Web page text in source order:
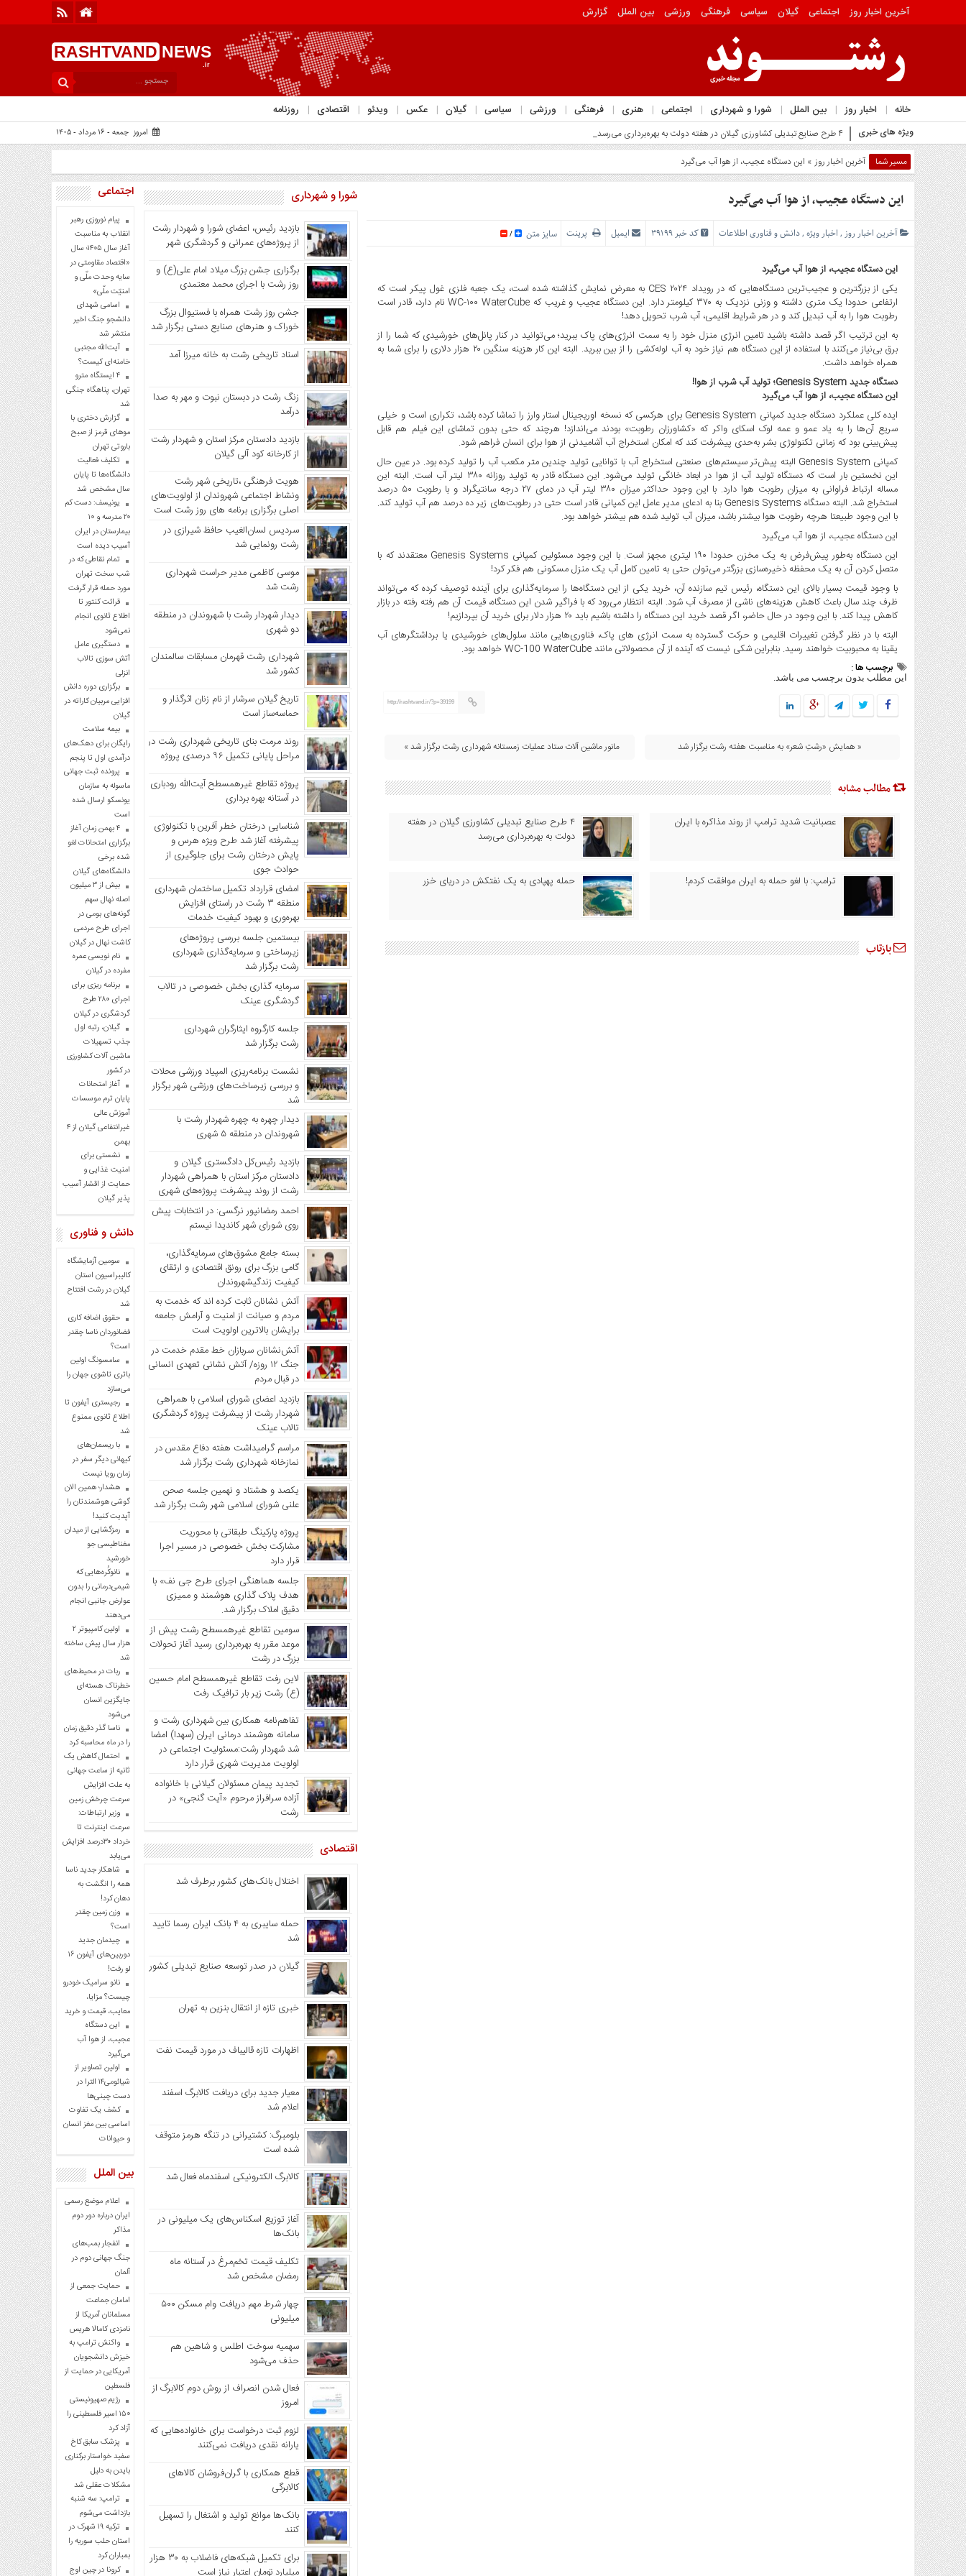
آخرین اخبار روز اجتماعی گیلان سیاسی فرهنگی ورزشی بین الملل
گزارش
RASHTVAND NEWS
.ir
خانه اخبار روز بین الملل شورا و شهرداری اجتماعی هنری فرهنگی ورزشی سیاسی گیلان عکس ویدئو اقتصادی روزنامه
آخرین
روز
اجتماعی
گیلان
سیاسی
فرهنگی
ورزشی
بین
الملل
گزارش
یادداشت
سیاست
حفظ
حریم
خصوصی
منوی
اصلی
خانه
اخبار
روز
بین
الملل
شورا
و
شهرداری
اجتماعی
هنری
فرهنگی
ورزشی
سیاسی
گیلان
عکس
ویدئو
اقتصادی
روزنامه
دسترسی
سریع
سیاست
حفظ
حریم
خصوصی
اخبار
سایت
سیاست
حفظ
حریم
خصوصی
چند
رسانه
سیاست
حفظ
حریم
خصوصی
ویژه های خبری ترامپ: با لغو حمله به ایران _ امروز جمعه - ۱۶ مرداد - ۱۴۰۵
مسیر شما آخرین اخبار روز » این دستگاه عجیب، از هوا آب می‌گیرد
این دستگاه عجیب، از هوا آب می‌گیرد
آخرین اخبار روز ,اخبار ویژه,دانش و فناوری اطلاعات کد خبر 39199 ایمیل پرینت سایز متن /
این دستگاه عجیب، از هوا آب می‌گیرد
یکی از بزرگترین و عجیب‌ترین دستگاه‌هایی که در رویداد CES ۲۰۲۴ به معرض نمایش گذاشته شده است، یک جعبه فلزی غول پیکر است که
ارتفاعی حدودا یک متری داشته و وزنی نزدیک به ۳۷۰ کیلومتر دارد. این دستگاه عجیب و غریب که WC-۱۰۰ WaterCube نام دارد، قادر است
رطوبت هوا را به آب تبدیل کند و در هر شرایط اقلیمی، آب شرب تحویل دهد!
به این ترتیب اگر قصد داشته باشید تامین انرژی منزل خود را به سمت انرژی‌های پاک ببرید؛ می‌توانید در کنار پانل‌های خورشیدی که شما را از
برق بی‌نیاز می‌کنند با استفاده از این دستگاه هم نیاز خود به آب لوله‌کشی را از بین ببرید. البته این کار هزینه سنگین ۲۰ هزار دلاری را برای شما به
همراه خواهد داشت.
دستگاه جدید Genesis System؛ تولید آب شرب از هوا!
این دستگاه عجیب، از هوا آب می‌گیرد
ایده کلی عملکرد دستگاه جدید کمپانی Genesis System برای هرکسی که نسخه اوریجینال استار وارز را تماشا کرده باشد، تکراری است و خیلی
سریع آن‌ها را به یاد عمو و عمه لوک اسکای واکر که «کشاورزان رطوبت» بودند می‌اندازد! هرچند که حتی بدون تماشای این فیلم هم قابل
پیش‌بینی بود که زمانی تکنولوژی بشر به‌حدی پیشرفت کند که امکان استخراج آب آشامیدنی از هوا برای انسان فراهم شود.
کمپانی Genesis System البته پیش‌تر سیستم‌های صنعتی استخراج آب با توانایی تولید چندین متر مکعب آب را تولید کرده بود. در عین حال
این نخستین بار است که دستگاه تولید آب از هوا در ابعاد خانگی تولید می‌شود. این دستگاه قادر به تولید روزانه ۳۸۰ لیتر آب است. البته این
مساله ارتباط فراوانی به میزان رطوبت هوا دارد. با این وجود حداکثر میزان ۳۸۰ لیتر آب در دمای ۲۷ درجه سانتیگراد و با رطوبت ۵۰ درصد
استخراج شد. البته دستگاه Genesis Systems بنا به ادعای مدیر عامل این کمپانی قادر است حتی در رطوبت‌های زیر ده درصد هم آب تولید کند.
با این وجود طبیعتا هرچه رطوبت هوا بیشتر باشد، میزان آب تولید شده هم بیشتر خواهد بود.
این دستگاه عجیب، از هوا آب می‌گیرد
این دستگاه به‌طور پیش‌فرض به یک مخزن حدودا ۱۹۰ لیتری مجهز است. با این وجود مسئولین کمپانی Genesis Systems معتقدند که با
متصل کردن آن به یک محفظه ذخیره‌سازی بزرگتر می‌توان حتی به تامین کامل آب یک منزل مسکونی هم فکر کرد!
با وجود قیمت بسیار بالای این دستگاه، رئیس تیم سازنده آن، خرید یکی از این دستگاه‌ها را سرمایه‌گذاری برای آینده توصیف کرده که می‌تواند
ظرف چند سال باعث کاهش هزینه‌های ناشی از مصرف آب شود. البته انتظار می‌رود که با فراگیر شدن این دستگاه، قیمت آن هم رفته رفته در بازار
کاهش پیدا کند. با این وجود در حال حاضر، اگر قصد خرید این دستگاه را داشته باشیم باید ۲۰ هزار دلار برای خرید آن بپردازیم!
البته با در نظر گرفتن تغییرات اقلیمی و حرکت گسترده به سمت انرژی های پاک، فناوری‌هایی مانند سلول‌های خورشیدی یا برداشتگرهای آب
یقینا به محبوبیت خواهند رسید. بنابراین شکی نیست که آینده از آن محصولاتی مانند WC-100 WaterCube خواهد بود.
برچسب ها :
این مطلب بدون برچسب می باشد.
http://rashtvand.ir/?p=39199
« همایش «رشتِ شعر» به مناسبت هفته رشت برگزار شد مانور ماشین آلات ستاد عملیات زمستانه شهرداری رشت برگزار شد »
مطالب مشابه
عصبانیت شدید ترامپ از روند مذاکره با ایران
۴ طرح صنایع تبدیلی کشاورزی گیلان در هفته
دولت به بهره‌برداری می‌رسد
ترامپ: با لغو حمله به ایران موافقت کردم! حمله پهپادی به یک نفتکش در دریای خزر
بازتاب
شورا و شهرداری
بازدید رئیس، اعضای شورا و شهردار رشت
از پروژه‌های عمرانی و گردشگری شهر
برگزاری جشن بزرگ میلاد امام علی(ع) و
روز رشت با اجرای محمد معتمدی
جشن روز رشت همراه با فستیوال بزرگ
خوراک و هنرهای صنایع دستی برگزار شد
اسناد تاریخی رشت به خانه میرزا آمد
زنگ رشت در دبستان نبوت و مهر به صدا
درآمد
بازدید دادستان مرکز استان و شهردار رشت
از کارخانه کود آلی گیلان
هویت فرهنگی ،تاریخی شهر رشت
ونشاط اجتماعی شهروندان از اولویت‌های
اصلی برگزاری برنامه های روز رشت است
سردیس لسان‌الغیب حافظ شیرازی در
رشت رونمایی شد
موسی کاظمی مدیر حراست شهرداری
رشت شد
دیدار شهردار رشت با شهروندان در منطقه
دو شهری
شهرداری رشت قهرمان مسابقات سالمندان
کشور شد
تاریخ گیلان سرشار از نام زنان اثرگذار و
حماسه‌ساز است
روند مرمت بنای تاریخی شهرداری رشت در
مراحل پایانی تکمیل ۹۶ درصدی پروژه
پروژه تقاطع غیرهمسطح آیت‌الله رودباری
در آستانه بهره برداری
شناسایی درختان خطر آفرین با تکنولوژی
پیشرفته آغاز شد طرح ویژه هرس و
پایش درختان رشت برای جلوگیری از
حوادث جوی
امضای قرارداد تکمیل ساختمان شهرداری
منطقه ۳ رشت در راستای افزایش
بهره‌وری و بهبود کیفیت خدمات
بیستمین جلسه بررسی پروژه‌های
زیرساختی و سرمایه‌گذاری شهرداری
رشت برگزار شد
سرمایه گذاری بخش خصوصی در تالاب
گردشگری عینک
جلسه کارگروه ایثارگران شهرداری
رشت برگزار شد
نشست برنامه‌ریزی المپیاد ورزشی محلات
و بررسی زیرساخت‌های ورزشی شهر برگزار
شد
دیدار چهره به چهره شهردار رشت با
شهروندان در منطقه ۵ شهری
بازدید رئیس‌کل دادگستری گیلان و
دادستان مرکز استان با همراهی شهردار
رشت از روند پیشرفت پروژه‌های شهری
احمد رمضانپور نرگسی: در انتخابات پیش
روی شورای شهر کاندیدا نیستم
بسته جامع مشوق‌های سرمایه‌گذاری،
گامی بزرگ برای رونق اقتصادی و ارتقای
کیفیت زندگیشهروندان
آتش نشانان ثابت کرده اند که خدمت به
مردم و صیانت از امنیت و آرامش جامعه
برایشان بالاترین اولویت است
آتش‌نشانان سربازان خط مقدم خدمت در
جنگ ۱۲ روزه/ آتش نشانی تعهدی انسانی
در قبال مردم
بازدید اعضای شورای اسلامی با همراهی
شهردار رشت از پیشرفت پروژه گردشگری
تالاب عینک
مراسم گرامیداشت هفته دفاع مقدس در
نمازخانه شهرداری رشت برگزار شد
یکصد و هشتاد و نهمین جلسه صحن
علنی شورای اسلامی شهر رشت برگزار شد
پروژه پارکینگ طبقاتی با محوریت
مشارکت بخش خصوصی در مسیر اجرا
قرار دارد
جلسه هماهنگی اجرای طرح جی نف» با
هدف پلاک گذاری هوشمند و ممیزی
دقیق املاک برگزار شد.
سومین تقاطع غیرهمسطح رشت پیش از
موعد مقرر به بهره‌برداری رسید آغاز تحولات
بزرگ در رشت
لاین رفت تقاطع غیرهمسطح امام حسین
(ع) رشت زیر بار ترافیک رفت
تفاهم‌نامه همکاری بین شهرداری رشت و
سامانه هوشمند درمانی ایران (سهدا) امضا
شد شهردار رشت:مسئولیت اجتماعی در
اولویت مدیریت شهری قرار دارد
تجدید پیمان مسئولان گیلانی با خانواده‌
آزاده سرافراز مرحوم «آیت گنجی» در
رشت
اقتصادی
اختلال بانک‌های کشور برطرف شد
حمله سایبری به ۴ بانک ایران رسما تایید
شد
گیلان در صدر توسعه صنایع تبدیلی کشور
خبری تازه از انتقال بنزین به تهران
اظهارات تازه قالیباف در مورد قیمت نفت
معیار جدید برای دریافت کالابرگ اسفند
اعلام شد
بلومبرگ: کشتیرانی در تنگه هرمز متوقف
شده است
کالابرگ الکترونیکی اسفندماه فعال شد
آغاز توزیع اسکناس‌های یک میلیونی در
بانک‌ها
تکلیف قیمت تخم‌مرغ در آستانه ماه
رمضان مشخص شد
چهار شرط مهم دریافت وام مسکن ۵۰۰
میلیونی
سهمیه سوخت اطلس و شاهین هم
حذف می‌شود
فعال شدن انصراف از روش دوم کالابرگ از
امروز
لزوم ثبت درخواست برای خانواده‌هایی که
یارانه نقدی دریافت نمی‌کنند
قطع همکاری با گران‌فروشان کالاهای
کالابرگی
بانک‌ها موانع تولید و اشتغال را تسهیل
کنند
برای تکمیل شبکه‌های فاضلاب به ۳۰ هزار
میلیارد تومان اعتبار نیاز است
اجتماعی
پیام نوروزی رهبر
انقلاب به مناسبت
آغاز سال ۱۴۰۵؛ سال
«اقتصاد مقاومتی در
سایه وحدت ملّی و
امنیّت ملّی»
اسامی شهدای
دانشجو جنگ اخیر
منتشر شد
آیت‌الله مجتبی
خامنه‌ای کیست؟
۴ ایستگاه مترو
تهران، پناهگاه جنگی
شد
گزارش دختری با
موهای قرمز از صبح
باروتی تهران
تکلیف فعالیت
دانشگاه‌ها تا پایان
سال مشخص شد
یونیسف: دست کم
۲۰ مدرسه و ۱۰
بیمارستان در ایران
آسیب دیده است
تمام نقاطی که در
شب سخت تهران
مورد حمله قرار گرفت
قرائت کنتور تا
اطلاع ثانوی انجام
نمی‌شود
دستگیری عامل
آتش سوزی تالاب
انزلی
برگزاری دوره دانش
افزایی مربیان کاراته در
گیلان
بیمه سلامت
رایگان برای دهک‌های
درآمدی اول تا پنجم
پرونده ثبت جهانی
ماسوله به سازمان
یونسکو ارسال شده
است
۴ بهمن زمان آغاز
برگزاری امتحانات لغو
شده برخی
دانشگاه‌های گیلان
بیش از ۳ میلیون
اصله نهال سهم
گونه‌های بومی در
اجرای طرح مردمی
کاشت نهال در گیلان
نام نویسی عمره
مفرده در گیلان
برنامه ریزی برای
اجرای ۲۸۰ طرح
گردشگری در گیلان
گیلان، رتبه اول
جذب تسهیلات
ماشین آلات کشاورزی
در کشور
آغاز امتحانات
پایان ترم موسسات
آموزش عالی
غیرانتفاعی گیلان از ۴
بهمن
نشستی برای
امنیت غذایی و
حمایت از اقشار آسیب
پذیر گیلان
دانش و فناوری
سومین آزمایشگاه
کالیبراسیون استان
گیلان در رشت افتتاح
شد
حقوق اضافه کاری
فضانوردان ناسا چقدر
است؟
سامسونگ اولین
باتری تاشوی جهان را
می‌سازد
رجیستری آیفون‌ تا
اطلاع ثانوی ممنوع
شد
با ریسمان‌های
کیهانی دیگر سفر در
زمان رویا نیست
هشدار؛ همین الان
گوشی هوشمندتان را
آپدیت کنید!
رمزگشایی از میدان
مغناطیسی جو
خورشید
نانوکُره‌هایی که
شیمی‌درمانی را بدون
عوارض جانبی انجام
می‌دهند
اولین کامپیوتر ۲
هزار سال پیش ساخته
شد
ربات در محیط‌های
خطرناک هسته‌ای
جایگزین انسان
می‌شود
ناسا گذر دقیق زمان
را در ماه محاسبه کرد
احتمال کاهش یک
ثانیه از ساعت جهانی
به علت افزایش
سرعت چرخش زمین
وزیر ارتباطات:
سرعت اینترنت تا
خرداد ۳۰درصد افزایش
می‌یابد
شاهکار جدید ناسا
همه را انگشت به
دهان کرد!
وزن زمین چقدر
است؟
چیدمان جدید
دوربین‌های آیفون ۱۶
لو رفت!
نانو سرامیک خودرو
چیست؟ مزایا،
معایب، قیمت و خرید
این دستگاه
عجیب، از هوا آب
می‌گیرد
اولین تصاویر از
شیائومی۱۴ الترا در
دست چینی‌ها
کشف یک تفاوت
اساسی بین مغز انسان
و حیوانات
بین الملل
اعلام موضع رسمی
ایران درباره دور دوم
مذاکر
انفجار بمب‌های
جنگ جهانی دوم در
آلمان
حمایت جمعی از
امامان جماعت
مسلمانان آمریکا از
نامزدی کامالا هریس
واکنش ترامپ به
خیزش دانشجویان
آمریکایی در حمایت از
فلسطین
رژیم صهیونیستی
۱۵۰ اسیر فلسطینی را
آزاد کرد
پزشک سابق کاخ
سفید خواستار برکناری
بایدن به دلیل
مشکلات عقلی شد
ترامپ: سه شنبه
بازداشت می‌شوم
ترکیه ۱۹ شهرک در
استان حلب سوریه را
بمباران کرد
کرونا در چین اوج